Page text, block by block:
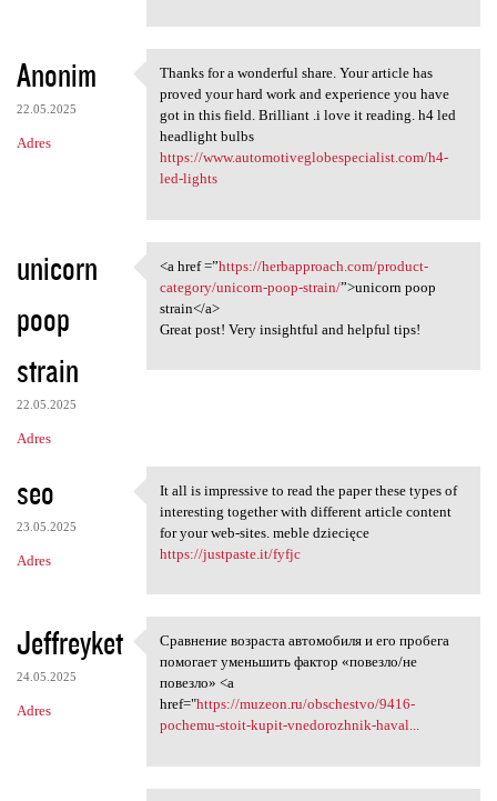
Anonim
22.05.2025
Adres
Thanks for a wonderful share.
Thanks for a wonderful share. Your article has
proved your hard work and experience you have
got in this field. Brilliant .i love it reading. h4 led
headlight bulbs
https://www.automotiveglobespecialist.com/h4-
led-lights
unicorn
poop
strain
22.05.2025
Adres
<a href =”https:/
<a href =”https://herbapproach.com/product-
category/unicorn-poop-strain/”>unicorn poop
strain</a>
Great post! Very insightful and helpful tips!
seo
23.05.2025
Adres
It all is impressive to read
It all is impressive to read the paper these types of
interesting together with different article content
for your web-sites. meble dziecięce
https://justpaste.it/fyfjc
Jeffreyket
24.05.2025
Adres
Сравнение возраста автомобиля
Сравнение возраста автомобиля и его пробега
помогает уменьшить фактор «повезло/не
повезло» <a
href="https://muzeon.ru/obschestvo/9416-
pochemu-stoit-kupit-vnedorozhnik-haval...